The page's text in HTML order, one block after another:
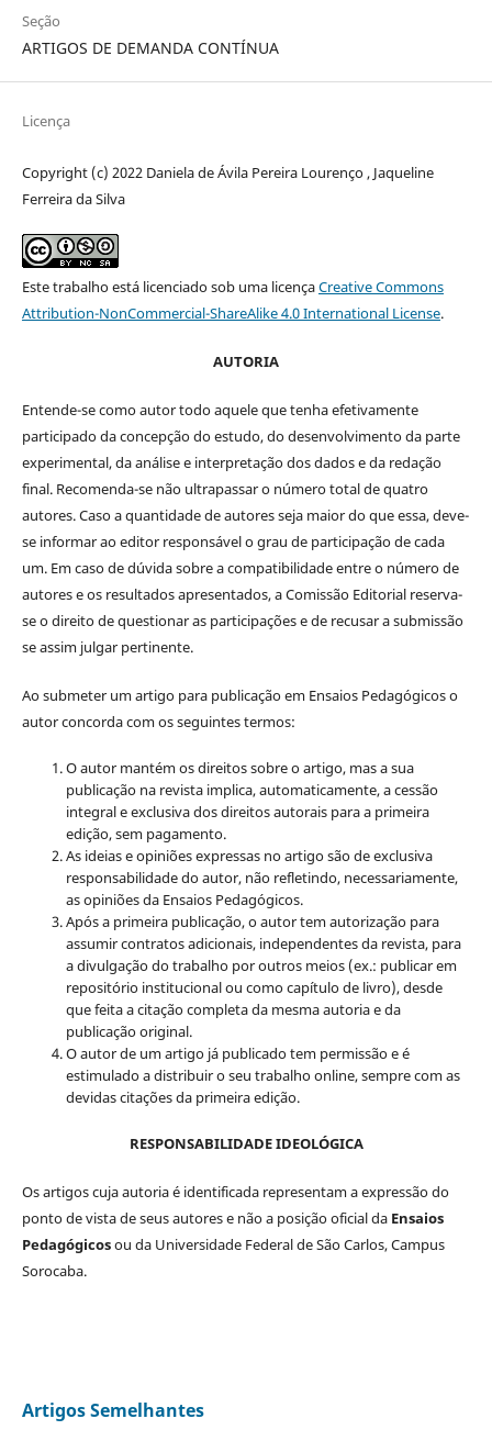
Seção
ARTIGOS DE DEMANDA CONTÍNUA
Licença
Copyright (c) 2022 Daniela de Ávila Pereira Lourenço , Jaqueline
Ferreira da Silva
Este trabalho está licenciado sob uma licençaCreative Commons
Attribution-NonCommercial-ShareAlike 4.0 International License.
AUTORIA
Entende-se como autor todo aquele que tenha efetivamente
participado da concepção do estudo, do desenvolvimento da parte
experimental, da análise e interpretação dos dados e da redação
final. Recomenda-se não ultrapassar o número total de quatro
autores. Caso a quantidade de autores seja maior do que essa, deve-
se informar ao editor responsável o grau de participação de cada
um. Em caso de dúvida sobre a compatibilidade entre o número de
autores e os resultados apresentados, a Comissão Editorial reserva-
se o direito de questionar as participações e de recusar a submissão
se assim julgar pertinente.
Ao submeter um artigo para publicação em Ensaios Pedagógicos o
autor concorda com os seguintes termos:
O autor mantém os direitos sobre o artigo, mas a sua
publicação na revista implica, automaticamente, a cessão
integral e exclusiva dos direitos autorais para a primeira
edição, sem pagamento.
As ideias e opiniões expressas no artigo são de exclusiva
responsabilidade do autor, não refletindo, necessariamente,
as opiniões da Ensaios Pedagógicos.
Após a primeira publicação, o autor tem autorização para
assumir contratos adicionais, independentes da revista, para
a divulgação do trabalho por outros meios (ex.: publicar em
repositório institucional ou como capítulo de livro), desde
que feita a citação completa da mesma autoria e da
publicação original.
O autor de um artigo já publicado tem permissão e é
estimulado a distribuir o seu trabalho online, sempre com as
devidas citações da primeira edição.
RESPONSABILIDADE IDEOLÓGICA
Os artigos cuja autoria é identificada representam a expressão do
ponto de vista de seus autores e não a posição oficial da Ensaios
Pedagógicosou da Universidade Federal de São Carlos, Campus
Sorocaba.
Artigos Semelhantes